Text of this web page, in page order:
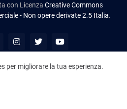
con Licenza Creative Commons
- Non opere derivate 2.5 Italia.
per migliorare la tua esperienza.